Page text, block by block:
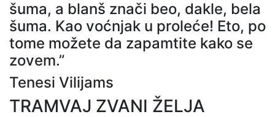
šuma, a blanš znači beo, dakle, bela
šuma. Kao voćnjak u proleće! Eto, po
tome možete da zapamtite kako se
zovem.”
Tenesi Vilijams
TRAMVAJ ZVANI ŽELJA